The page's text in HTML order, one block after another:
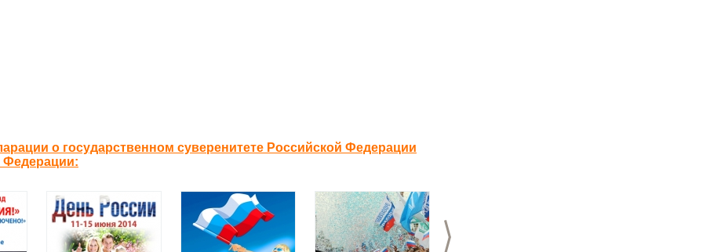
о государственном суверенитете Российской Федерации
Федерации:
>